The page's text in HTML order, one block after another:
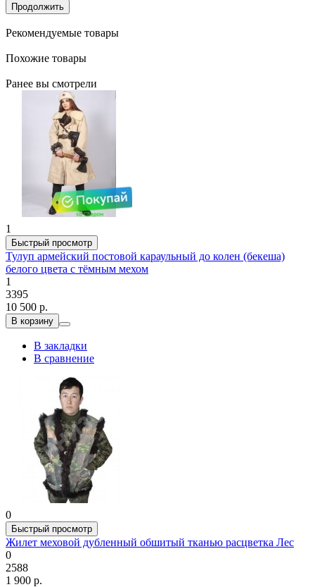
Продолжить
Рекомендуемые товары
Похожие товары
Ранее вы смотрели
1
Быстрый просмотр
Тулуп армейский постовой караульный до колен (бекеша)
белого цвета с тёмным мехом
1
3395
10 500 р.
В корзину
В закладки
В сравнение
0
Быстрый просмотр
Жилет меховой дубленный обшитый тканью расцветка Лес
0
2588
1 900 р.